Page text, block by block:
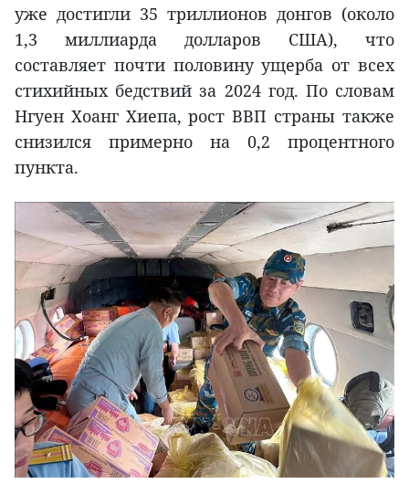
уже достигли 35 триллионов донгов (около
1,3 миллиарда долларов США), что
составляет почти половину ущерба от всех
стихийных бедствий за 2024 год. По словам
Нгуен Хоанг Хиепа, рост ВВП страны также
снизился примерно на 0,2 процентного
пункта.